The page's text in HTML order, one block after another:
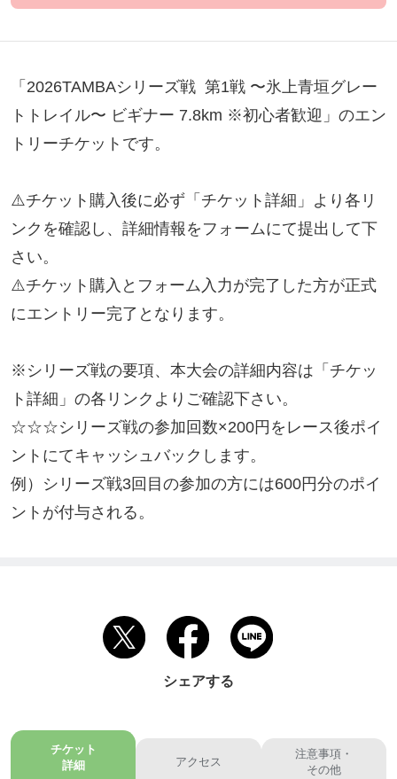
「2026TAMBAシリーズ戦  第1戦 〜氷上青垣グレー
トトレイル〜 ビギナー 7.8km ※初心者歓迎」のエン
トリーチケットです。
⚠️チケット購入後に必ず「チケット詳細」より各リ
ンクを確認し、詳細情報をフォームにて提出して下
さい。
⚠️チケット購入とフォーム入力が完了した方が正式
にエントリー完了となります。
※シリーズ戦の要項、本大会の詳細内容は「チケッ
ト詳細」の各リンクよりご確認下さい。
☆☆☆シリーズ戦の参加回数×200円をレース後ポイ
ントにてキャッシュバックします。
例）シリーズ戦3回目の参加の方には600円分のポイ
ントが付与される。
シェアする
チケット
詳細
アクセス
注意事項・
その他